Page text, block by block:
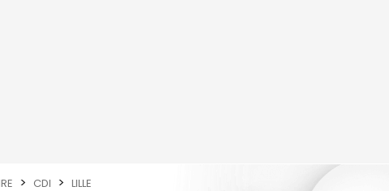
CDI LILLE